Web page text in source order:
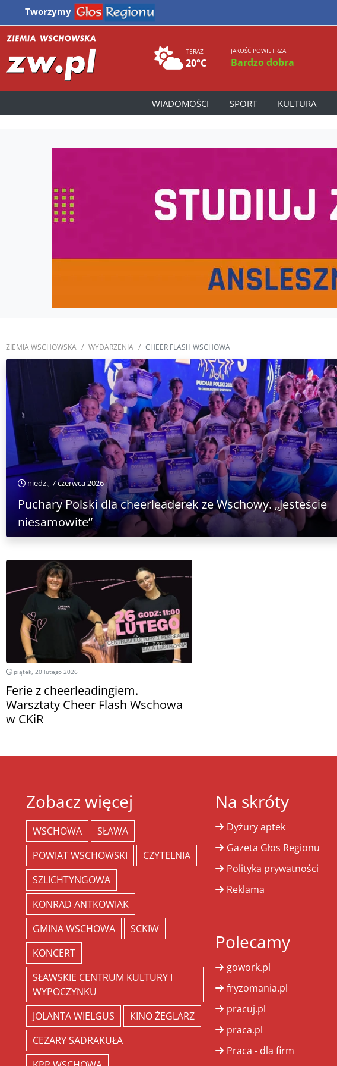
Tworzymy
TERAZ
20°C
JAKOŚĆ POWIETRZA
Bardzo dobra
WIADOMOŚCI SPORT KULTURA
ZIEMIA WSCHOWSKA WYDARZENIA CHEER FLASH WSCHOWA
niedz., 7 czerwca 2026
Puchary Polski dla cheerleaderek ze Wschowy. „Jesteście
niesamowite”
piątek, 20 lutego 2026
Ferie z cheerleadingiem.
Warsztaty Cheer Flash Wschowa
w CKiR
Zobacz więcej
WSCHOWA
SŁAWA
POWIAT WSCHOWSKI
CZYTELNIA
SZLICHTYNGOWA
KONRAD ANTKOWIAK
GMINA WSCHOWA
SCKIW
KONCERT
SŁAWSKIE CENTRUM KULTURY I
WYPOCZYNKU
JOLANTA WIELGUS
KINO ŻEGLARZ
CEZARY SADRAKUŁA
Na skróty
Dyżury aptek
Gazeta Głos Regionu
Polityka prywatności
Reklama
Polecamy
gowork.pl
fryzomania.pl
pracuj.pl
praca.pl
Praca - dla firm